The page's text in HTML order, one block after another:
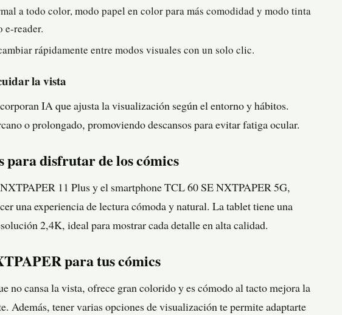
a todo color, modo papel en color para más comodidad y modo tinta
e-reader.
rápidamente entre modos visuales con un solo clic.
la vista
IA que ajusta la visualización según el entorno y hábitos.
o prolongado, promoviendo descansos para evitar fatiga ocular.
para disfrutar de los cómics
11 Plus y el smartphone TCL 60 SE NXTPAPER 5G,
una experiencia de lectura cómoda y natural. La tablet tiene una
2,4K, ideal para mostrar cada detalle en alta calidad.
para tus cómics
no cansa la vista, ofrece gran colorido y es cómodo al tacto mejora la
Además, tener varias opciones de visualización te permite adaptarte